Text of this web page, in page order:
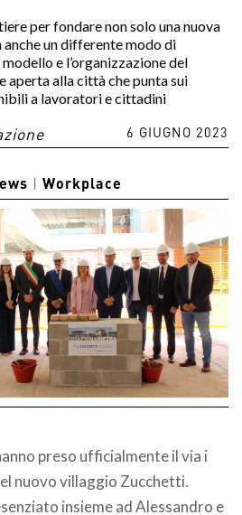
per fondare non solo una nuova
un differente modo di
e l’organizzazione del
aperta alla città che punta sui
a lavoratori e cittadini
6 GIUGNO 2023
Workplace
preso ufficialmente il via i
nuovo villaggio Zucchetti.
insieme ad Alessandro e